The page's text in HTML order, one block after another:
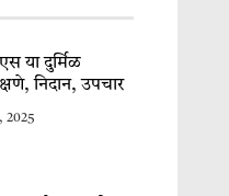
या दुर्मिळ
निदान, उपचार
2025